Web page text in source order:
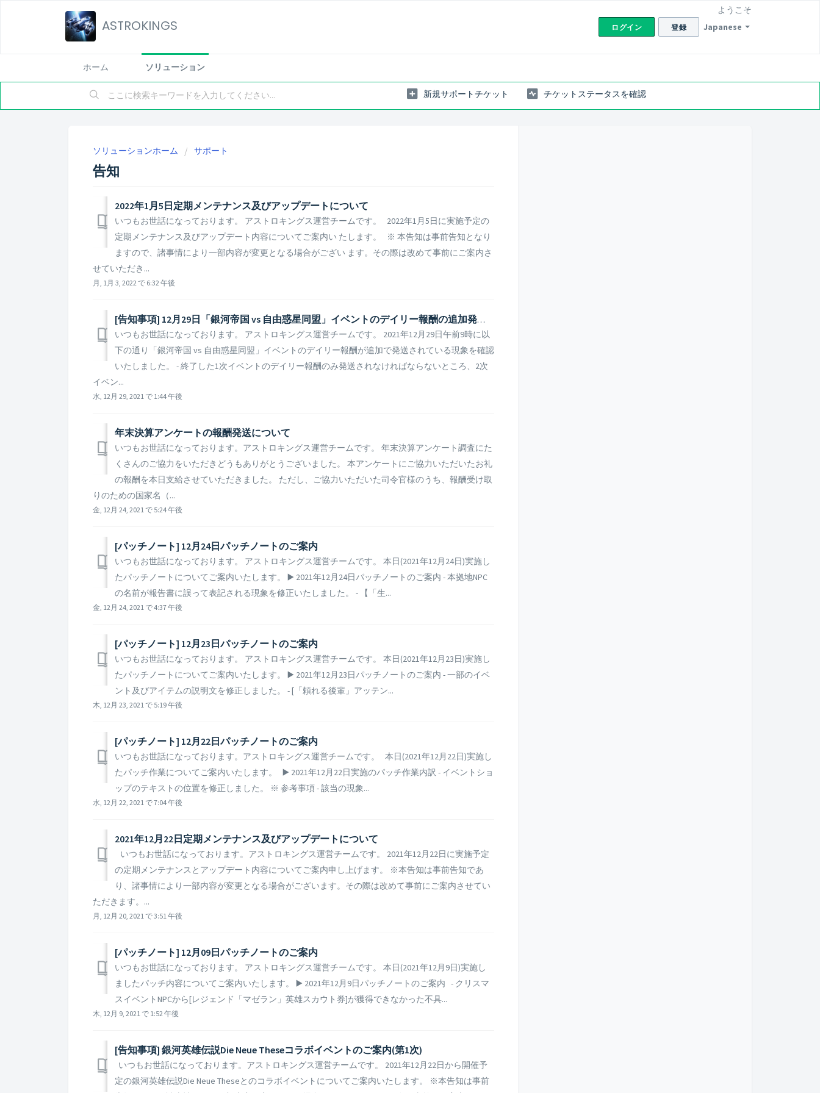
ASTROKINGS Japanese
ようこそ
ログイン 登録
ホーム ソリューション
新規サポートチケット チケットステータスを確認
ソリューションホーム サポート
告知
2022年1月5日定期メンテナンス及びアップデートについて
いつもお世話になっております。 アストロキングス運営チームです。 2022年1月5日に実施予定の
定期メンテナンス及びアップデート内容についてご案内い たします。 ※ 本告知は事前告知となり
ますので、諸事情により一部内容が変更となる場合がござい ます。その際は改めて事前にご案内さ
せていただき...
月, 1月 3, 2022 で 6:32 午後
[告知事項] 12月29日「銀河帝国 vs 自由惑星同盟」イベントのデイリー報酬の追加発送について
いつもお世話になっております。 アストロキングス運営チームです。 2021年12月29日午前9時に以
下の通り「銀河帝国 vs 自由惑星同盟」イベントのデイリー報酬が追加で発送されている現象を確認
いたしました。 - 終了した1次イベントのデイリー報酬のみ発送されなければならないところ、2次
イベン...
水, 12月 29, 2021 で 1:44 午後
年末決算アンケートの報酬発送について
いつもお世話になっております。アストロキングス運営チームです。 年末決算アンケート調査にた
くさんのご協力をいただきどうもありがとうございました。 本アンケートにご協力いただいたお礼
の報酬を本日支給させていただきました。 ただし、ご協力いただいた司令官様のうち、報酬受け取
りのための国家名（...
金, 12月 24, 2021 で 5:24 午後
[パッチノート] 12月24日パッチノートのご案内
いつもお世話になっております。 アストロキングス運営チームです。 本日(2021年12月24日)実施し
たパッチノートについてご案内いたします。 ▶️ 2021年12月24日パッチノートのご案内 - 本拠地NPC
の名前が報告書に誤って表記される現象を修正いたしました。 - 【「生...
金, 12月 24, 2021 で 4:37 午後
[パッチノート] 12月23日パッチノートのご案内
いつもお世話になっております。 アストロキングス運営チームです。 本日(2021年12月23日)実施し
たパッチノートについてご案内いたします。 ▶️ 2021年12月23日パッチノートのご案内 - 一部のイベ
ント及びアイテムの説明文を修正しました。 - [「頼れる後輩」アッテン...
木, 12月 23, 2021 で 5:19 午後
[パッチノート] 12月22日パッチノートのご案内
いつもお世話になっております。アストロキングス運営チームです。 本日(2021年12月22日)実施し
たパッチ作業についてご案内いたします。 ▶️ 2021年12月22日実施のパッチ作業内訳 - イベントショ
ップのテキストの位置を修正しました。 ※ 参考事項 - 該当の現象...
水, 12月 22, 2021 で 7:04 午後
2021年12月22日定期メンテナンス及びアップデートについて
いつもお世話になっております。アストロキングス運営チームです。 2021年12月22日に実施予定
の定期メンテナンスとアップデート内容についてご案内申し上げます。 ※本告知は事前告知であ
り、諸事情により一部内容が変更となる場合がございます。その際は改めて事前にご案内させてい
ただきます。...
月, 12月 20, 2021 で 3:51 午後
[パッチノート] 12月09日パッチノートのご案内
いつもお世話になっております。 アストロキングス運営チームです。 本日(2021年12月9日)実施し
ましたパッチ内容についてご案内いたします。 ▶️ 2021年12月9日パッチノートのご案内 - クリスマ
スイベントNPCから[レジェンド「マゼラン」英雄スカウト券]が獲得できなかった不具...
木, 12月 9, 2021 で 1:52 午後
[告知事項] 銀河英雄伝説Die Neue Theseコラボイベントのご案内(第1次)
いつもお世話になっております。アストロキングス運営チームです。 2021年12月22日から開催予
定の銀河英雄伝説Die Neue Theseとのコラボイベントについてご案内いたします。 ※本告知は事前